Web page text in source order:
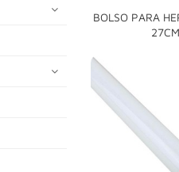
BOLSO PARA
